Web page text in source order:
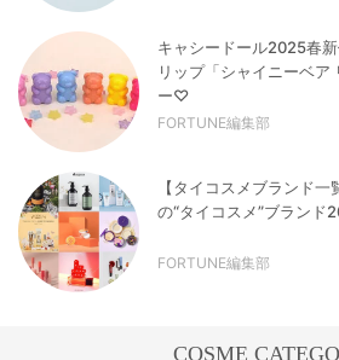
キャシードール2025春
リップ「シャイニーベア
ー♡
FORTUNE編集部
【タイコスメブランド
の“タイコスメ”ブランド
FORTUNE編集部
COSME